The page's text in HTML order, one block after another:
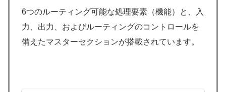
6つのルーティング可能な処理要素（機能）と、入
力、出力、およびルーティングのコントロールを
備えたマスターセクションが搭載されています。